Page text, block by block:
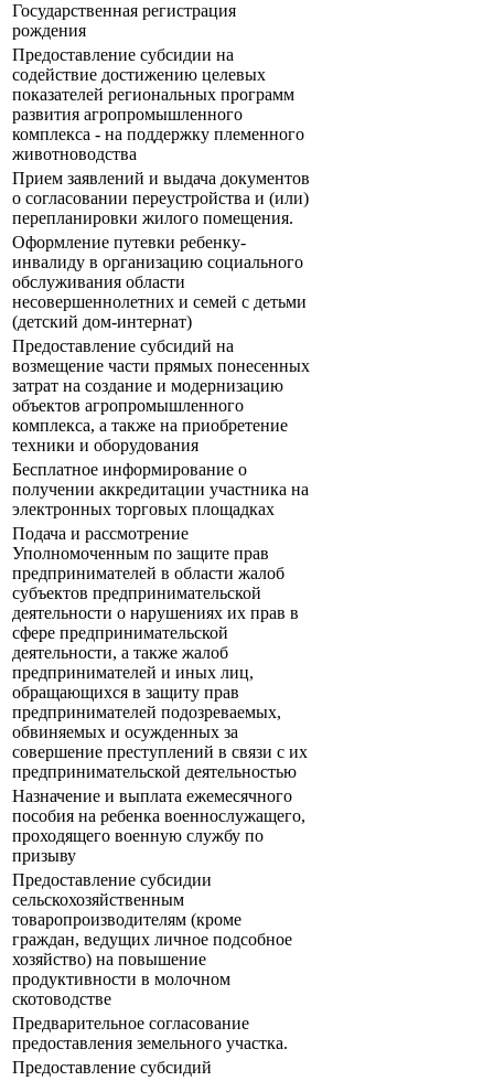
Государственная регистрация
рождения
Предоставление субсидии на
содействие достижению целевых
показателей региональных программ
развития агропромышленного
комплекса - на поддержку племенного
животноводства
Прием заявлений и выдача документов
о согласовании переустройства и (или)
перепланировки жилого помещения.
Оформление путевки ребенку-
инвалиду в организацию социального
обслуживания области
несовершеннолетних и семей с детьми
(детский дом-интернат)
Предоставление субсидий на
возмещение части прямых понесенных
затрат на создание и модернизацию
объектов агропромышленного
комплекса, а также на приобретение
техники и оборудования
Бесплатное информирование о
получении аккредитации участника на
электронных торговых площадках
Подача и рассмотрение
Уполномоченным по защите прав
предпринимателей в области жалоб
субъектов предпринимательской
деятельности о нарушениях их прав в
сфере предпринимательской
деятельности, а также жалоб
предпринимателей и иных лиц,
обращающихся в защиту прав
предпринимателей подозреваемых,
обвиняемых и осужденных за
совершение преступлений в связи с их
предпринимательской деятельностью
Назначение и выплата ежемесячного
пособия на ребенка военнослужащего,
проходящего военную службу по
призыву
Предоставление субсидии
сельскохозяйственным
товаропроизводителям (кроме
граждан, ведущих личное подсобное
хозяйство) на повышение
продуктивности в молочном
скотоводстве
Предварительное согласование
предоставления земельного участка.
Предоставление субсидий